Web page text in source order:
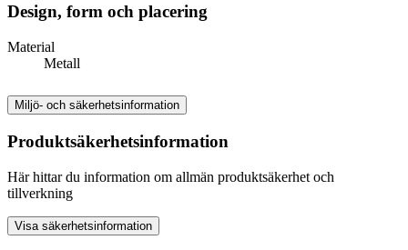
Design, form och placering
Material
Metall
Miljö- och säkerhetsinformation
Produktsäkerhetsinformation
Här hittar du information om allmän produktsäkerhet och
tillverkning
Visa säkerhetsinformation